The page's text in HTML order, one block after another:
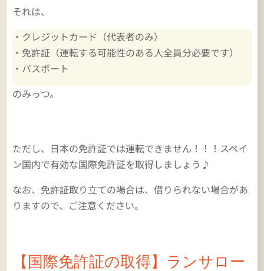
それは、
・クレジットカード（代表者のみ）
・免許証（運転する可能性のある人全員分必要です）
・パスポート
のみっつ。
ただし、日本の免許証では運転できません！！！スペイ
ン国内で有効な国際免許証を取得しましょう♪
なお、免許証取り立ての場合は、借りられない場合があ
りますので、ご注意ください。
【国際免許証の取得】ランサロー